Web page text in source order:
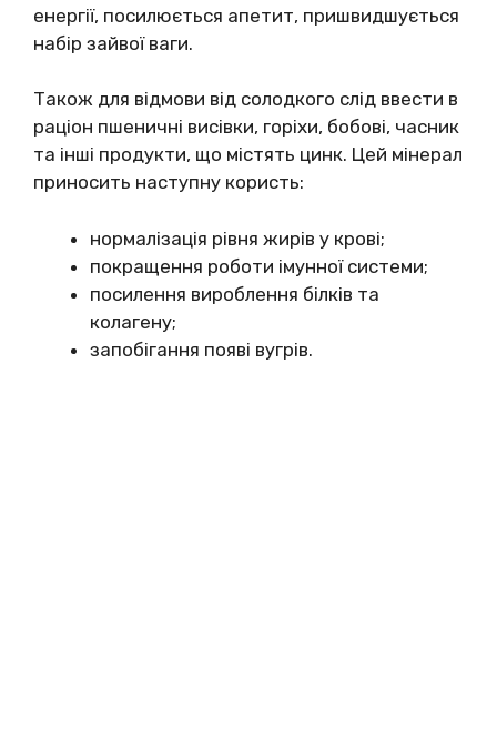
енергії, посилюється апетит, пришвидшується
набір зайвої ваги.
Також для відмови від солодкого слід ввести в
раціон пшеничні висівки, горіхи, бобові, часник
та інші продукти, що містять цинк. Цей мінерал
приносить наступну користь:
нормалізація рівня жирів у крові;
покращення роботи імунної системи;
посилення вироблення білків та
колагену;
запобігання появі вугрів.